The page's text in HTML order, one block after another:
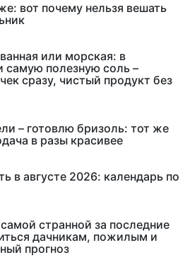
вот почему нельзя вешать
или морская: в
самую полезную соль –
сразу, чистый продукт без
– готовлю бризоль: тот же
в разы красивее
в августе 2026: календарь по
странной за последние
дачникам, пожилым и
прогноз